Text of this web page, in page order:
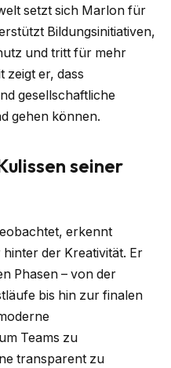
setzt sich Marlon für
Bildungsinitiativen,
und tritt für mehr
zeigt er, dass
gesellschaftliche
gehen können.
seiner
erkennt
der Kreativität. Er
Phasen – von der
bis hin zur finalen
Teams zu
transparent zu